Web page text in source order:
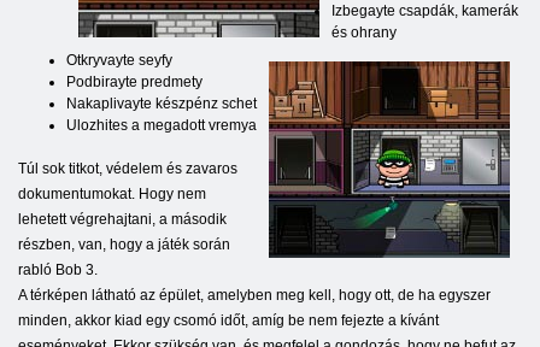
Izbegayte csapdák, kamerák
és ohrany
Otkryvayte seyfy
Podbirayte predmety
Nakaplivayte készpénz schet
Ulozhites a megadott vremya
Túl sok titkot, védelem és zavaros
dokumentumokat. Hogy nem
lehetett végrehajtani, a második
részben, van, hogy a játék során
rabló Bob 3.
A térképen látható az épület, amelyben meg kell, hogy ott, de ha egyszer
minden, akkor kiad egy csomó időt, amíg be nem fejezte a kívánt